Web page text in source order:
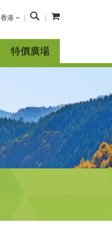
香港
搜
特價廣場